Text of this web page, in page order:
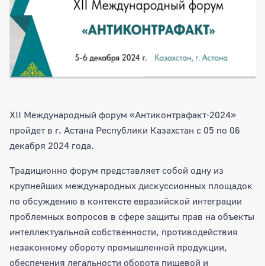
XII Международный форум «Антиконтрафакт-2024»
пройдет в г. Астана Республики Казахстан с 05 по 06
декабря 2024 года.
Традиционно форум представляет собой одну из
крупнейших международных дискуссионных площадок
по обсуждению в контексте евразийской интеграции
проблемных вопросов в сфере защиты прав на объекты
интеллектуальной собственности, противодействия
незаконному обороту промышленной продукции,
обеспечения легальности оборота пищевой и